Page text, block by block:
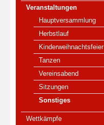
Veranstaltungen
Hauptversammlung
Herbstlauf
Kinderweihnachtsfeier
Tanzen
Vereinsabend
Sitzungen
Sonstiges
Wettkämpfe